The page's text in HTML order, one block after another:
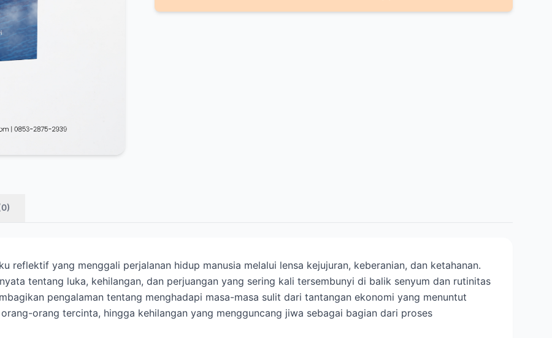
reflektif yang menggali perjalanan hidup manusia melalui lensa kejujuran, keberanian, dan ketahanan.
tentang luka, kehilangan, dan perjuangan yang sering kali tersembunyi di balik senyum dan rutinitas
pengalaman tentang menghadapi masa-masa sulit dari tantangan ekonomi yang menuntut
orang tercinta, hingga kehilangan yang mengguncang jiwa sebagai bagian dari proses